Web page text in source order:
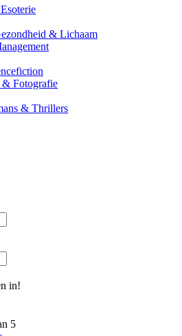
& Lichaam
Fotografie
& Thrillers
in!
5